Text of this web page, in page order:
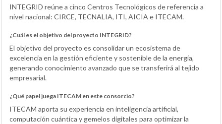
INTEGRID reúne a cinco Centros Tecnológicos de referencia a
nivel nacional: CIRCE, TECNALIA, ITI, AICIA e ITECAM.
¿Cuál es el objetivo del proyecto INTEGRID?
El objetivo del proyecto es consolidar un ecosistema de
excelencia en la gestión eficiente y sostenible de la energía,
generando conocimiento avanzado que se transferirá al tejido
empresarial.
¿Qué papel juega ITECAM en este consorcio?
ITECAM aporta su experiencia en inteligencia artificial,
computación cuántica y gemelos digitales para optimizar la